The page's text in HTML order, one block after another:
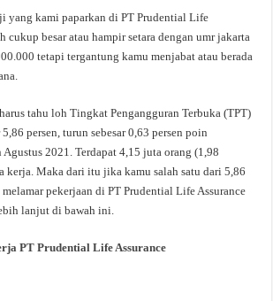
yang kami paparkan di PT Prudential Life
cukup besar atau hampir setara dengan umr jakarta
tetapi tergantung kamu menjabat atau berada
tahu loh Tingkat Pengangguran Terbuka (TPT)
persen, turun sebesar 0,63 persen poin
2021. Terdapat 4,15 juta orang (1,98
kerja. Maka dari itu jika kamu salah satu dari 5,86
pekerjaan di PT Prudential Life Assurance
lanjut di bawah ini.
PT Prudential Life Assurance